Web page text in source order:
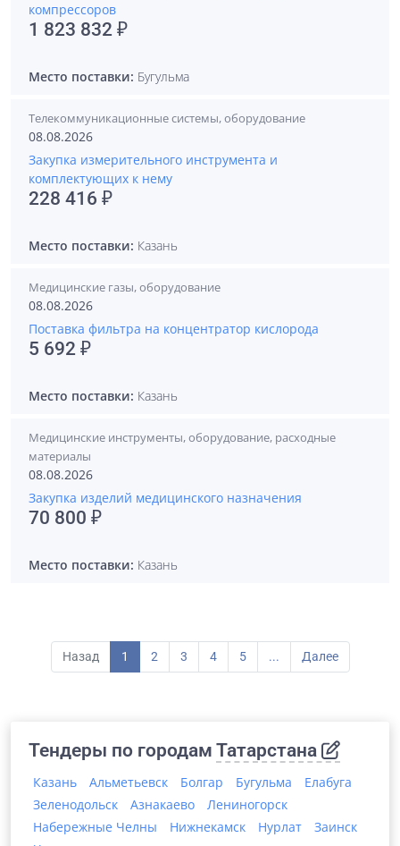
компрессоров
1 823 832 ₽
Место поставки: Бугульма
Телекоммуникационные системы, оборудование
08.08.2026
Закупка измерительного инструмента и
комплектующих к нему
228 416 ₽
Место поставки: Казань
Медицинские газы, оборудование
08.08.2026
Поставка фильтра на концентратор кислорода
5 692 ₽
Место поставки: Казань
Медицинские инструменты, оборудование, расходные
материалы
08.08.2026
Закупка изделий медицинского назначения
70 800 ₽
Место поставки: Казань
Назад 1 2 3 4 5 ... Далее
Тендеры по городам Татарстана
Казань Альметьевск Болгар Бугульма
Елабуга
Зеленодольск
Азнакаево
Лениногорск
Набережные Челны
Нижнекамск Нурлат
Заинск